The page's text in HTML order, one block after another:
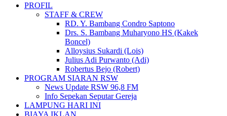
PROFIL
STAFF & CREW
RD. Y. Bambang Condro Saptono
Drs. S. Bambang Muharyono HS (Kakek
Boncel)
Alloysius Sukardi (Lois)
Julius Adi Purwanto (Adi)
Robertus Bejo (Robert)
PROGRAM SIARAN RSW
News Update RSW 96,8 FM
Info Sepekan Seputar Gereja
LAMPUNG HARI INI
BIAYA IKLAN